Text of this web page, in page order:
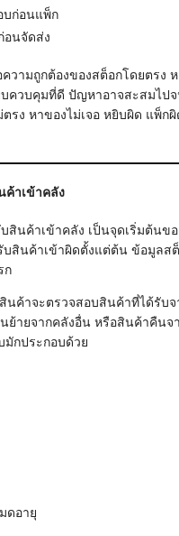
บก่อนแพ็ก
อนจัดส่ง
วามถูกต้องของสต็อกโดยตรง
ควบคุมที่ดี ปัญหาอาจสะสมไป
รง หาของไม่เจอ หยิบผิด แพ็ก
ค้าเข้าคลัง
บสินค้าเข้าคลัง เป็นจุดเริ่มต้นข
บสินค้าเข้าผิดตั้งแต่ต้น ข้อมูลส
ก
ค้าจะตรวจสอบสินค้าที่ได้รับจ
ย้ายจากคลังอื่น หรือสินค้าคืนจ
กประกอบด้วย
ดอายุ